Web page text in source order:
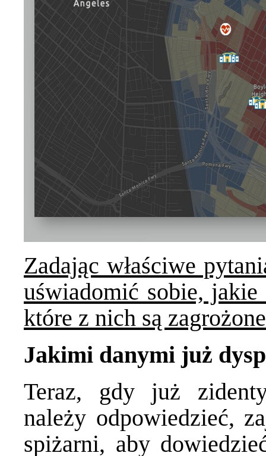
Zadając właściwe
uświadomić sobie,
które z nich są
Jakimi danymi już
Teraz, gdy już
należy odpowiedzieć,
spiżarni, aby